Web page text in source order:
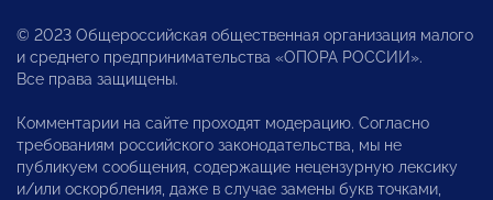
© 2023 Общероссийская общественная организация малого
и среднего предпринимательства «ОПОРА РОССИИ».
Все права защищены.
Комментарии на сайте проходят модерацию. Согласно
требованиям российского законодательства, мы не
публикуем сообщения, содержащие нецензурную лексику
и/или оскорбления, даже в случае замены букв точками,